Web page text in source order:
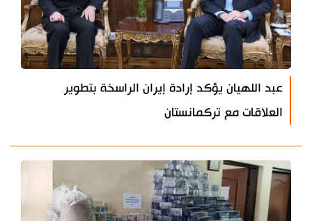
عبد اللهيان يؤكد إرادة إيران الراسخة بتطوير
العلاقات مع تركمانستان